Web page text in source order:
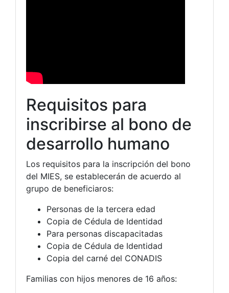
Requisitos para
inscribirse al bono de
desarrollo humano
Los requisitos para la inscripción del bono
del MIES, se establecerán de acuerdo al
grupo de beneficiaros:
Personas de la tercera edad
Copia de Cédula de Identidad
Para personas discapacitadas
Copia de Cédula de Identidad
Copia del carné del CONADIS
Familias con hijos menores de 16 años: